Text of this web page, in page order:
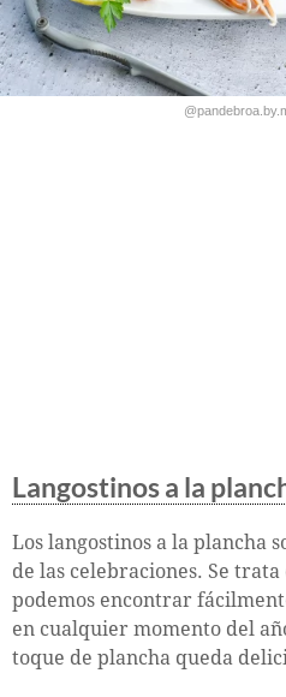
Langostinos a la
Los langostinos a la plancha
de las celebraciones. Se
podemos encontrar
en cualquier momento del
toque de plancha queda